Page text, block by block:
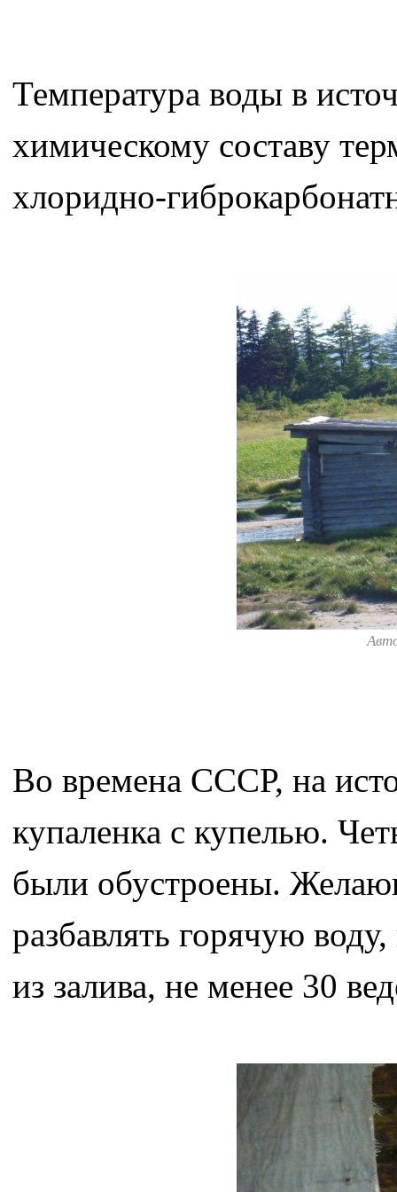
Температура воды в
химическому составу
хлоридно-
Во времена СССР, на
купаленка с купелью.
были обустроены.
разбавлять горячую
из залива, не менее 30